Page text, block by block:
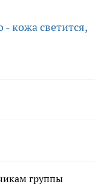
кожа светится,
группы